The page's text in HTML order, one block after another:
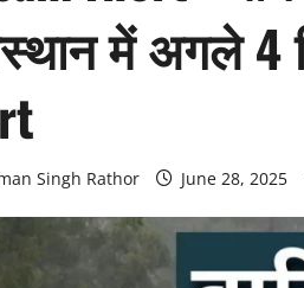
में अगले 4
Singh Rathor June 28, 2025